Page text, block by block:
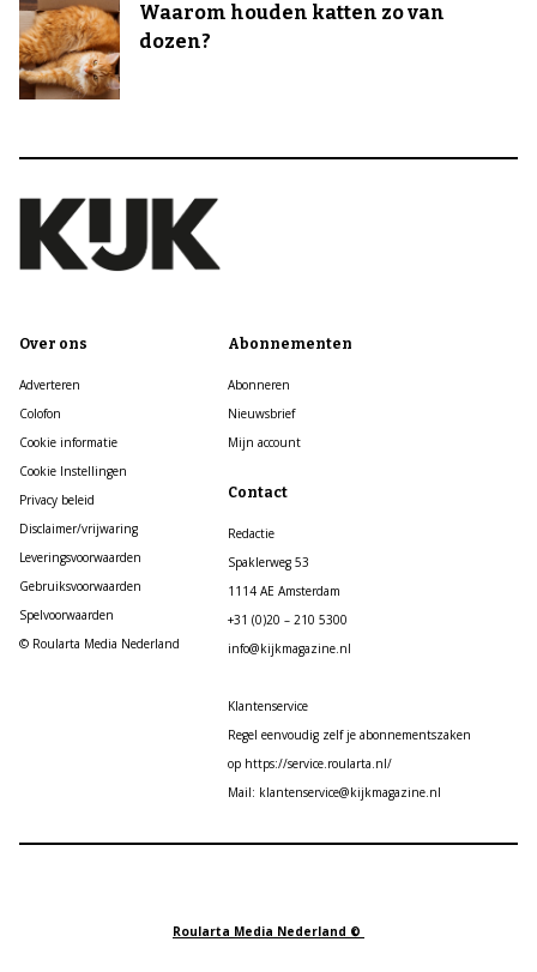
Waarom houden katten zo van
dozen?
Over ons
Adverteren
Colofon
Cookie informatie
Cookie Instellingen
Privacy beleid
Disclaimer/vrijwaring
Leveringsvoorwaarden
Gebruiksvoorwaarden
Spelvoorwaarden
© Roularta Media Nederland
Abonnementen
Abonneren
Nieuwsbrief
Mijn account
Contact
Redactie
Spaklerweg 53
1114 AE Amsterdam
+31 (0)20 – 210 5300
info@kijkmagazine.nl
Klantenservice
Regel eenvoudig zelf je abonnementszaken
op https://service.roularta.nl/
Mail: klantenservice@kijkmagazine.nl
Roularta Media Nederland ©